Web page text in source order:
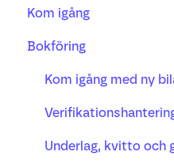
Kom igång
Bokföring
Fakturering
Bank
Projekt
Bokföring
Kom igång med ny
Underlag, kvitto och